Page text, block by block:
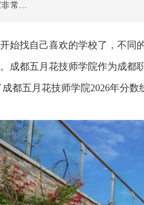
常...
始找自己喜欢的学校了，不
成都五月花技师学院作为成
都五月花技师学院2026年分